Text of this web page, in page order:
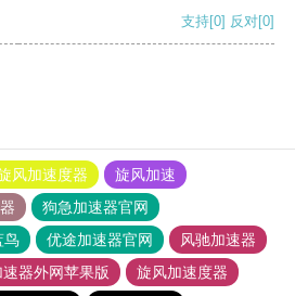
支持[0] 反对[0]
风加速度器
旋风加速
狗急加速器官网
鸟 优途加速器官网
风驰加速器
器外网苹果版
旋风加速度器